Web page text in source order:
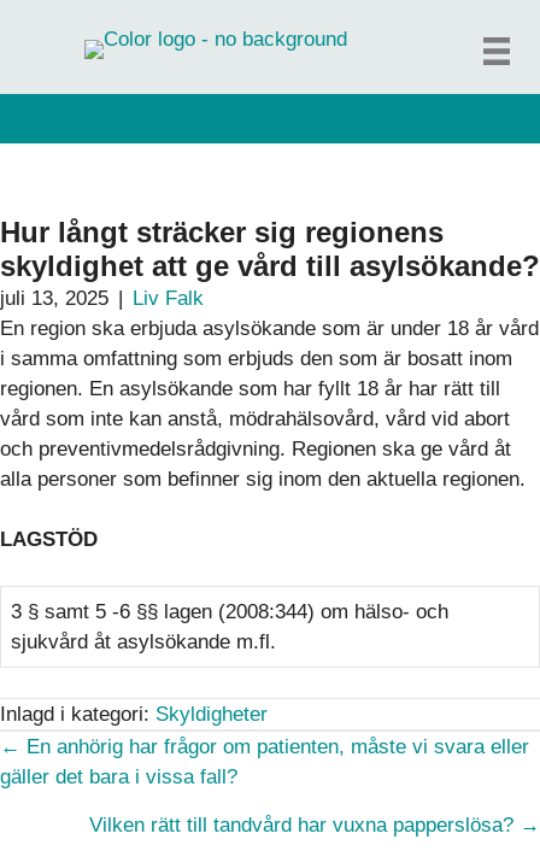
Hur långt sträcker sig regionens
skyldighet att ge vård till asylsökande?
juli 13, 2025 | Liv Falk
En region ska erbjuda asylsökande som är under 18 år vård
i samma omfattning som erbjuds den som är bosatt inom
regionen. En asylsökande som har fyllt 18 år har rätt till
vård som inte kan anstå, mödrahälsovård, vård vid abort
och preventivmedelsrådgivning. Regionen ska ge vård åt
alla personer som befinner sig inom den aktuella regionen.
LAGSTÖD
3 § samt 5 -6 §§ lagen (2008:344) om hälso- och
sjukvård åt asylsökande m.fl.
Inlagd i kategori: Skyldigheter
Posts
navigation
← En anhörig har frågor om patienten, måste vi svara eller
gäller det bara i vissa fall?
Vilken rätt till tandvård har vuxna papperslösa? →